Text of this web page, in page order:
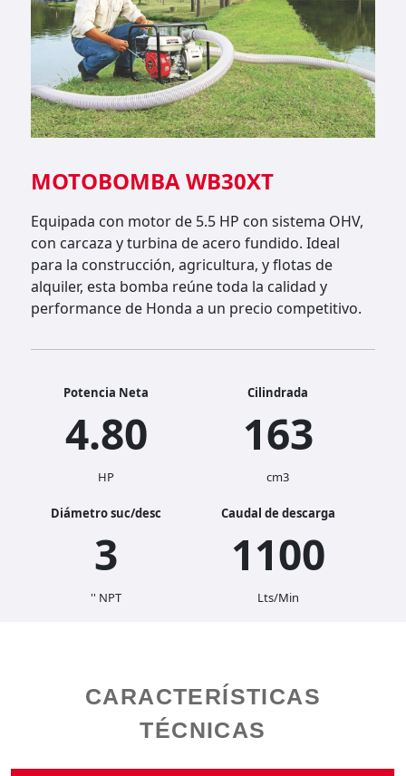
MOTOBOMBA WB30XT
Equipada con motor de 5.5 HP con sistema OHV,
con carcaza y turbina de acero fundido. Ideal
para la construcción, agricultura, y flotas de
alquiler, esta bomba reúne toda la calidad y
performance de Honda a un precio competitivo.
Potencia Neta
4.80
HP
Cilindrada
163
cm3
Diámetro suc/desc
3
'' NPT
Caudal de descarga
1100
Lts/Min
CARACTERÍSTICAS
TÉCNICAS